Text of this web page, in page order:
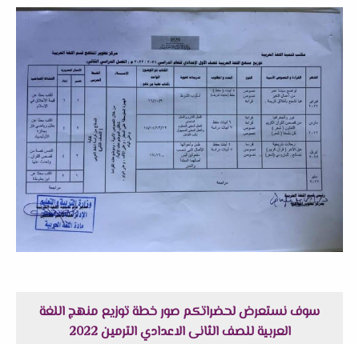
سوف نستعرض لحضراتكم صور خطة توزيع منهج اللغة
العربية للصف الثانى الاعدادي الترمين 2022